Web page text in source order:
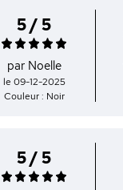
5 / 5
par Noelle
le 09-12-2025
Couleur : Noir
5 / 5